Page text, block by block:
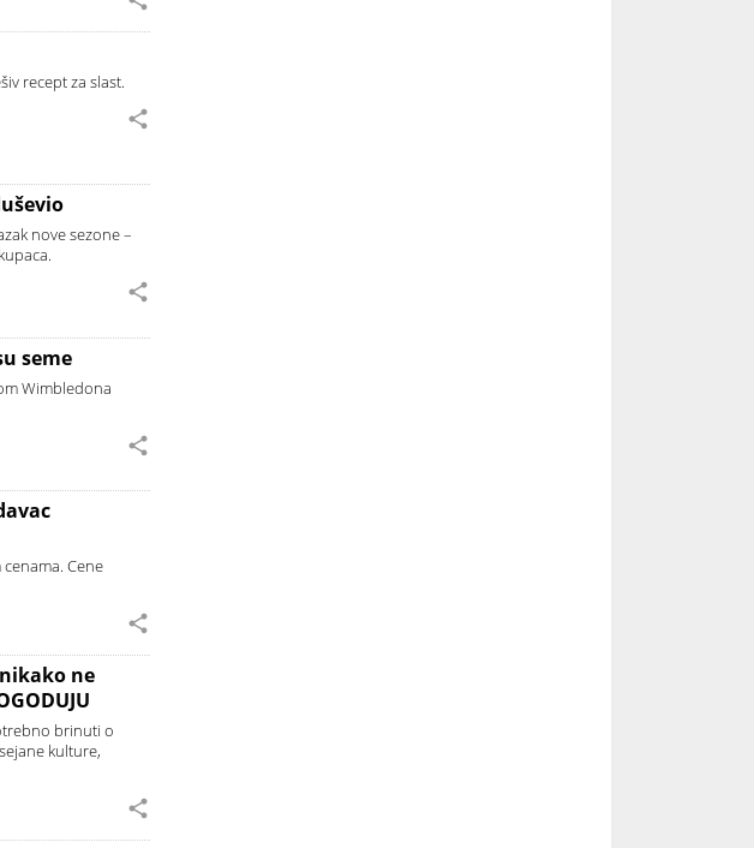
recept za slast.
nove sezone –
seme
Wimbledona
Cene
nikako ne
brinuti o
kulture,